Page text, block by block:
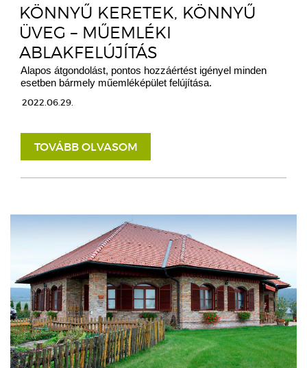
KÖNNYŰ KERETEK, KÖNNYŰ
ÜVEG – MŰEMLÉKI
ABLAKFELÚJÍTÁS
Alapos átgondolást, pontos hozzáértést igényel minden
esetben bármely műemléképület felújítása.
2022.06.29.
TOVÁBB OLVASOM